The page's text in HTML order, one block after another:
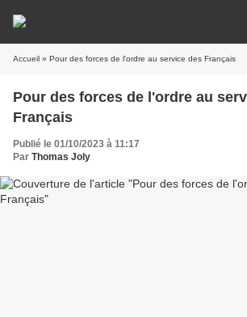
Accueil » Pour des forces de l'ordre au service des Français
Pour des forces de l'ordre au
Français
Publié le 01/10/2023 à 11:17
Par Thomas Joly